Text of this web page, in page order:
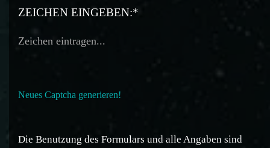
ZEICHEN EINGEBEN:*
Neues Captcha generieren!
Die Benutzung des Formulars und alle Angaben sind